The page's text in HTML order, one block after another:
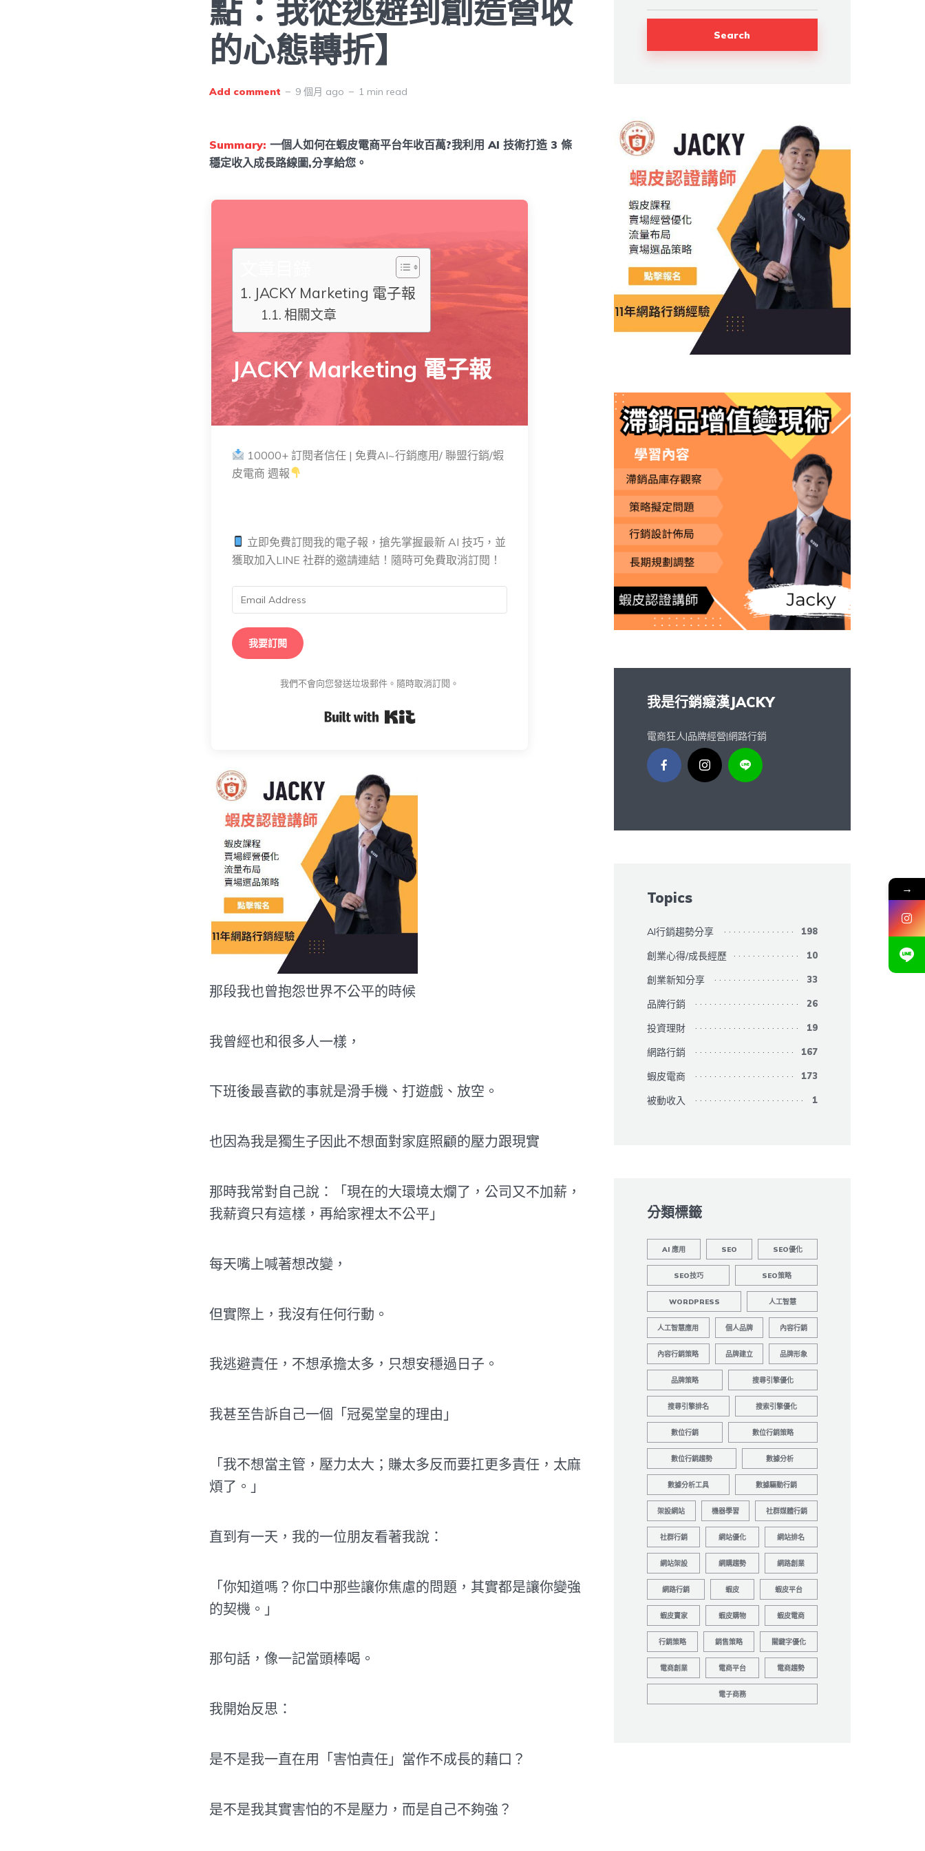
點：我從逃避到創造營收
的心態轉折】
Add comment 9 個月 ago 1 min read
Summary: 一個人如何在蝦皮電商平台年收百萬?我利用 AI 技術打造 3 條
穩定收入成長路線圖,分享給您。
JACKY Marketing 電子報
相關文章
JACKY Marketing 電子報
10000+ 訂閱者信任 | 免費AI~行銷應用/ 聯盟行銷/蝦
皮電商 週報
立即免費訂閱我的電子報，搶先掌握最新 AI 技巧，並
獲取加入LINE 社群的邀請連結！隨時可免費取消訂閱！
我要訂閱
我們不會向您發送垃圾郵件。隨時取消訂閱。
那段我也曾抱怨世界不公平的時候
我曾經也和很多人一樣，
下班後最喜歡的事就是滑手機、打遊戲、放空。
也因為我是獨生子因此不想面對家庭照顧的壓力跟現實
那時我常對自己說：「現在的大環境太爛了，公司又不加薪，
我薪資只有這樣，再給家裡太不公平」
每天嘴上喊著想改變，
但實際上，我沒有任何行動。
我逃避責任，不想承擔太多，只想安穩過日子。
我甚至告訴自己一個「冠冕堂皇的理由」
「我不想當主管，壓力太大；賺太多反而要扛更多責任，太麻
煩了。」
直到有一天，我的一位朋友看著我說：
「你知道嗎？你口中那些讓你焦慮的問題，其實都是讓你變強
的契機。」
那句話，像一記當頭棒喝。
我開始反思：
是不是我一直在用「害怕責任」當作不成長的藉口？
是不是我其實害怕的不是壓力，而是自己不夠強？
Search
我是行銷癡漢JACKY
電商狂人|品牌經營|網路行銷
Topics
AI行銷趨勢分享 198
創業心得/成長經歷 10
創業新知分享 33
品牌行銷 26
投資理財 19
網路行銷 167
蝦皮電商 173
被動收入 1
分類標籤
AI 應用 SEO SEO優化
SEO技巧 SEO策略
WORDPRESS 人工智慧
人工智慧應用 個人品牌 內容行銷
內容行銷策略 品牌建立 品牌形象
品牌策略 搜尋引擎優化
搜尋引擎排名 搜索引擎優化
數位行銷 數位行銷策略
數位行銷趨勢 數據分析
數據分析工具 數據驅動行銷
架設網站 機器學習 社群媒體行銷
社群行銷 網站優化 網站排名
網站架設 網購趨勢 網路創業
網路行銷 蝦皮 蝦皮平台
蝦皮賣家 蝦皮購物 蝦皮電商
行銷策略 銷售策略 關鍵字優化
電商創業 電商平台 電商趨勢
電子商務
→